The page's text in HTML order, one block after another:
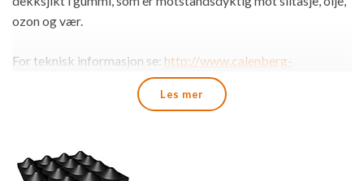
ozon og vær.
For teknisk informasjon se: http://www.calenberg-
Les mer